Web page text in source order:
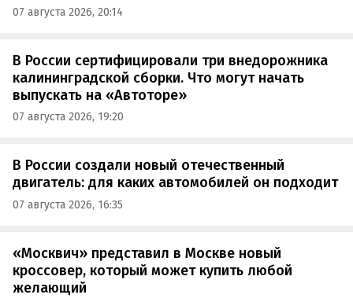
07 августа 2026, 20:14
В России сертифицировали три внедорожника
калининградской сборки. Что могут начать
выпускать на «Автоторе»
07 августа 2026, 19:20
В России создали новый отечественный
двигатель: для каких автомобилей он подходит
07 августа 2026, 16:35
«Москвич» представил в Москве новый
кроссовер, который может купить любой
желающий